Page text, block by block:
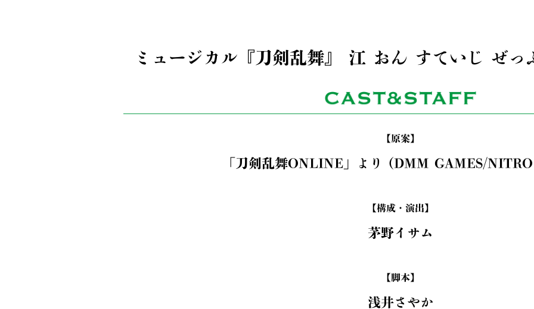
ミュージカル『刀剣乱舞』 江 おん すていじ ぜっ
【原案】
「刀剣乱舞ONLINE」より (DMM GAMES/
【構成・演出】
茅野イサム
【脚本】
浅井さやか